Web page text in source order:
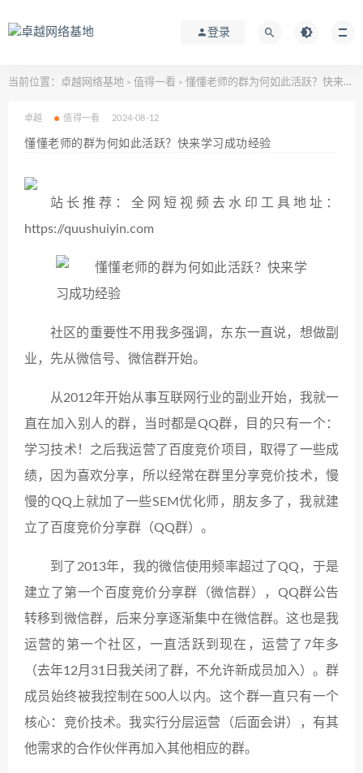
登录
当前位置： 卓越网络基地 > 值得一看 > 懂懂老师的群为何如此活跃？快来学习成功经验
卓越 值得一看 2024-08-12
懂懂老师的群为何如此活跃？快来学习成功经验
站长推荐：全网短视频去水印工具地址：
https://quushuiyin.com
社区的重要性不用我多强调，东东一直说，想做副
业，先从微信号、微信群开始。
从2012年开始从事互联网行业的副业开始，我就一
直在加入别人的群，当时都是QQ群，目的只有一个：
学习技术！之后我运营了百度竞价项目，取得了一些成
绩，因为喜欢分享，所以经常在群里分享竞价技术，慢
慢的QQ上就加了一些SEM优化师，朋友多了，我就建
立了百度竞价分享群（QQ群）。
到了2013年，我的微信使用频率超过了QQ，于是
建立了第一个百度竞价分享群（微信群），QQ群公告
转移到微信群，后来分享逐渐集中在微信群。这也是我
运营的第一个社区，一直活跃到现在，运营了7年多
（去年12月31日我关闭了群，不允许新成员加入）。群
成员始终被我控制在500人以内。这个群一直只有一个
核心：竞价技术。我实行分层运营（后面会讲），有其
他需求的合作伙伴再加入其他相应的群。